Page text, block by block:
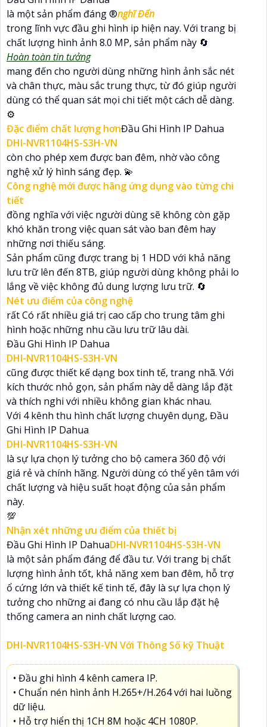
là một sản phẩm đáng ®️nghĩ Đến
trong lĩnh vực đầu ghi hình ip hiện nay. Với trang bị
chất lượng hình ảnh 8.0 MP, sản phẩm này 🔄
Hoàn toàn tin tưởng
mang đến cho người dùng những hình ảnh sắc nét
và chân thực, màu sắc trung thực, từ đó giúp người
dùng có thể quan sát mọi chi tiết một cách dễ dàng.
⚙
Đặc điểm chất lượng hơnĐầu Ghi Hình IP Dahua
DHI-NVR1104HS-S3H-VN
còn cho phép xem được ban đêm, nhờ vào công
nghệ xử lý hình sáng đẹp. 💫
Công nghệ mới được hãng ứng dụng vào từng chi
tiết
đồng nghĩa với việc người dùng sẽ không còn gặp
khó khăn trong việc quan sát vào ban đêm hay
những nơi thiếu sáng.
Sản phẩm cũng được trang bị 1 HDD với khả năng
lưu trữ lên đến 8TB, giúp người dùng không phải lo
lắng về việc không đủ dung lượng lưu trữ. 🔄
Nét ưu điểm của công nghệ
rất Có rất nhiều giá trị cao cấp cho trung tâm ghi
hình hoặc những nhu cầu lưu trữ lâu dài.
Đầu Ghi Hình IP Dahua
DHI-NVR1104HS-S3H-VN
cũng được thiết kế dạng box tinh tế, trang nhã. Với
kích thước nhỏ gọn, sản phẩm này dễ dàng lắp đặt
và thích nghi với nhiều không gian khác nhau.
Với 4 kênh thu hình chất lượng chuyên dụng, Đầu
Ghi Hình IP Dahua
DHI-NVR1104HS-S3H-VN
là sự lựa chọn lý tưởng cho bộ camera 360 độ với
giá rẻ và chính hãng. Người dùng có thể yên tâm với
chất lượng và hiệu suất hoạt động của sản phẩm
này.
💯
Nhận xét những ưu điểm của thiết bị
Đầu Ghi Hình IP DahuaDHI-NVR1104HS-S3H-VN
là một sản phẩm đáng để đầu tư. Với trang bị chất
lượng hình ảnh tốt, khả năng xem ban đêm, hỗ trợ
ổ cứng lớn và thiết kế tinh tế, đây là sự lựa chọn lý
tưởng cho những ai đang có nhu cầu lắp đặt hệ
thống camera an ninh chất lượng cao.
DHI-NVR1104HS-S3H-VN Với Thông Số kỹ Thuật
• Đầu ghi hình 4 kênh camera IP.
• Chuẩn nén hình ảnh H.265+/H.264 với hai luồng
dữ liệu.
• Hỗ trợ hiển thị 1CH 8M hoặc 4CH 1080P.